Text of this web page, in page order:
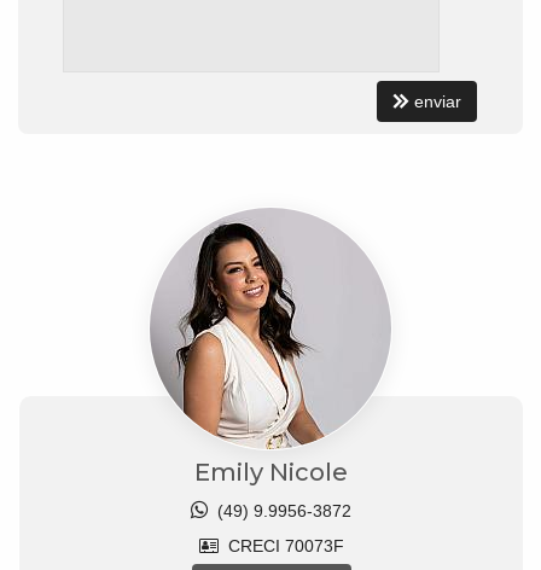
enviar
Emily Nicole
(49) 9.9956-3872
CRECI 70073F